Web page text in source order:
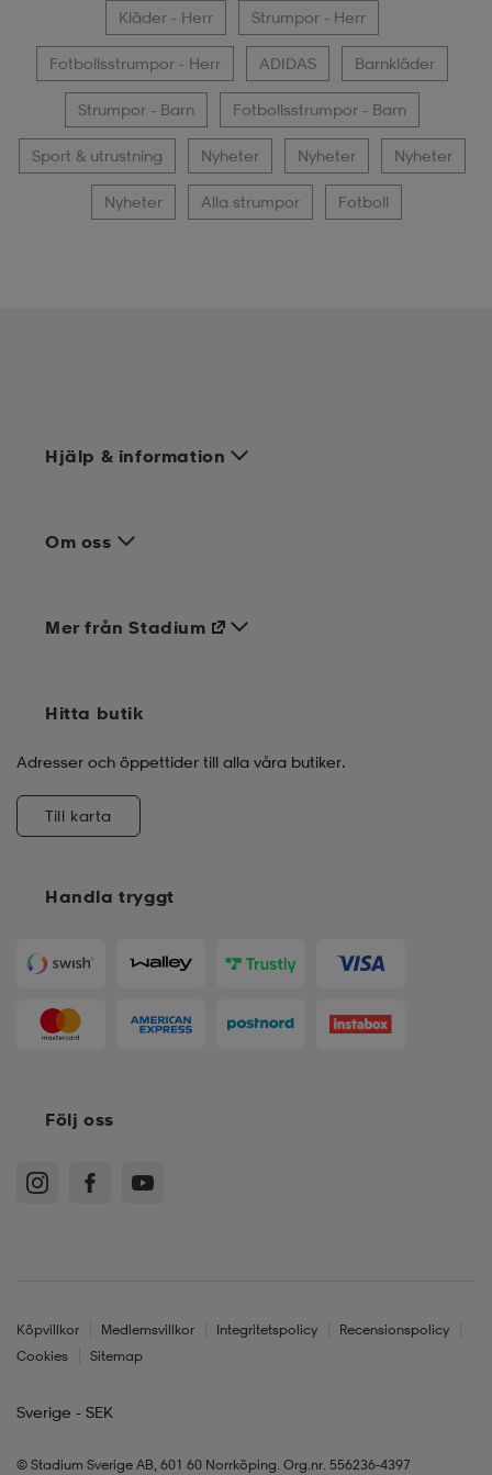
Kläder - Herr Strumpor - Herr
Fotbollsstrumpor - Herr ADIDAS Barnkläder
Strumpor - Barn Fotbollsstrumpor - Barn
Sport & utrustning Nyheter Nyheter Nyheter
Nyheter Alla strumpor Fotboll
Hjälp & information
Om oss
Handla tryggt
Mer från Stadium
Hitta butik
Adresser och öppettider till alla våra butiker.
Till karta
Följ oss
Köpvillkor Medlemsvillkor Integritetspolicy
Recensionspolicy
Cookies
Sitemap
Sverige - SEK
© Stadium Sverige AB, 601 60 Norrköping. Org.nr. 556236-4397